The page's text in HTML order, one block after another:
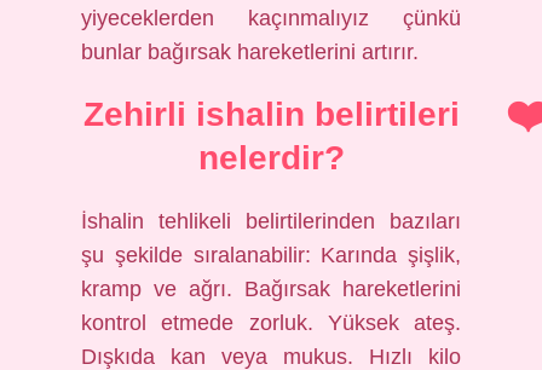
yiyeceklerden kaçınmalıyız çünkü
bunlar bağırsak hareketlerini artırır.
Zehirli ishalin belirtileri
nelerdir?
İshalin tehlikeli belirtilerinden bazıları
şu şekilde sıralanabilir: Karında şişlik,
kramp ve ağrı. Bağırsak hareketlerini
kontrol etmede zorluk. Yüksek ateş.
Dışkıda kan veya mukus. Hızlı kilo